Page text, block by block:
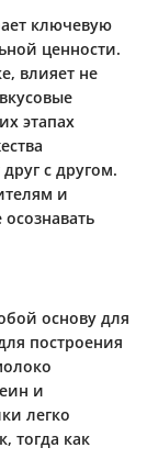
ключевую
ценности.
влияет не
этапах
с другом.
и
основу для
построения
и
легко
тогда как